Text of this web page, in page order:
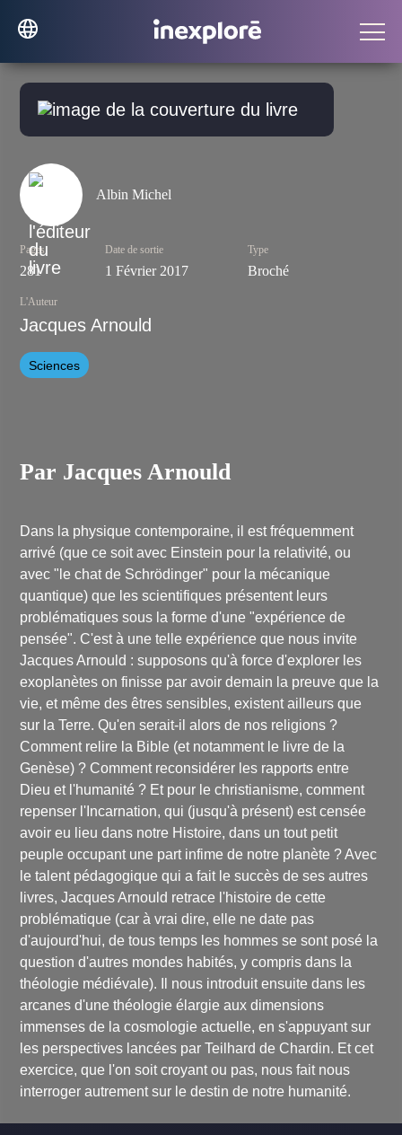
Albin Michel
Pages
281
Date de sortie
1 Février 2017
Type
Broché
L'Auteur
Jacques Arnould
Sciences
Par Jacques Arnould
Dans la physique contemporaine, il est fréquemment
arrivé (que ce soit avec Einstein pour la relativité, ou
avec "le chat de Schrödinger" pour la mécanique
quantique) que les scientifiques présentent leurs
problématiques sous la forme d'une "expérience de
pensée". C'est à une telle expérience que nous invite
Jacques Arnould : supposons qu'à force d'explorer les
exoplanètes on finisse par avoir demain la preuve que la
vie, et même des êtres sensibles, existent ailleurs que
sur la Terre. Qu'en serait-il alors de nos religions ?
Comment relire la Bible (et notamment le livre de la
Genèse) ? Comment reconsidérer les rapports entre
Dieu et l'humanité ? Et pour le christianisme, comment
repenser l'Incarnation, qui (jusqu'à présent) est censée
avoir eu lieu dans notre Histoire, dans un tout petit
peuple occupant une part infime de notre planète ? Avec
le talent pédagogique qui a fait le succès de ses autres
livres, Jacques Arnould retrace l'histoire de cette
problématique (car à vrai dire, elle ne date pas
d'aujourd'hui, de tous temps les hommes se sont posé la
question d'autres mondes habités, y compris dans la
théologie médiévale). Il nous introduit ensuite dans les
arcanes d'une théologie élargie aux dimensions
immenses de la cosmologie actuelle, en s'appuyant sur
les perspectives lancées par Teilhard de Chardin. Et cet
exercice, que l'on soit croyant ou pas, nous fait nous
interroger autrement sur le destin de notre humanité.